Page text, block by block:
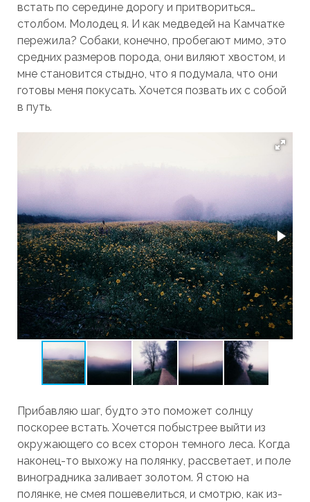
встать по середине дорогу и притвориться…
столбом. Молодец я. И как медведей на Камчатке
пережила? Собаки, конечно, пробегают мимо, это
средних размеров порода, они виляют хвостом, и
мне становится стыдно, что я подумала, что они
готовы меня покусать. Хочется позвать их с собой
в путь.
Прибавляю шаг, будто это поможет солнцу
поскорее встать. Хочется побыстрее выйти из
окружающего со всех сторон темного леса. Когда
наконец-то выхожу на полянку, рассветает, и поле
виноградника заливает золотом. Я стою на
полянке, не смея пошевелиться, и смотрю, как из-